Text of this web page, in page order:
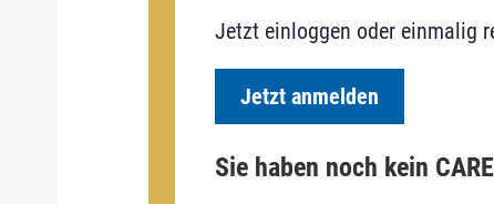
Jetzt einloggen oder einmalig
Jetzt anmelden
Sie haben noch kein